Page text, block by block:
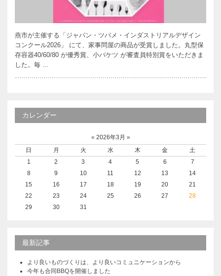
燕市が主催する「ジャパン・ツバメ・インダストリアルデザイン
コンクール2026」 にて、家事問屋の商品が受賞しました。丸型保
存容器40/60/80 が優秀賞、小バケツ が審査員特別賞をいただきま
した。毎 ...
カレンダー
« 2026年3月 »
日
月 火 水 木 金
土
1
2 3 4 5 6
7
8
9 10 11 12 13
14
15
16 17 18 19 20
21
22
23 24 25 26 27
28
29
30 31
最新記事
より良いものづくりは、より良いコミュニケーションから
今年も合同BBQを開催しました